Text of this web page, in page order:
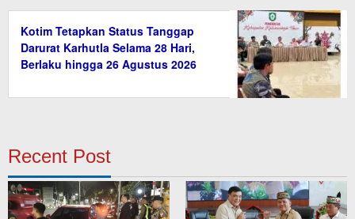
Kotim Tetapkan Status Tanggap
Darurat Karhutla Selama 28 Hari,
Berlaku hingga 26 Agustus 2026
Recent Post